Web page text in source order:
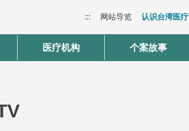
::: 网站导览 认识台湾医疗
医疗机构 个案故事